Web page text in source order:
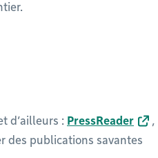
d’ailleurs : PressReader
,
des publications savantes